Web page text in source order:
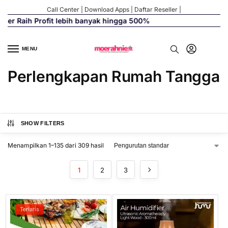
Call Center Download Apps Daftar Reseller
banyak hingga 500%
MENU
Perlengkapan Rumah Tangga
SHOW FILTERS
Menampilkan 1–135 dari 309 hasil
1 2 3
Terlaris